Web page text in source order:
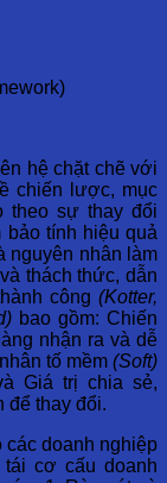
hệ chặt chẽ với
chiến lược, mục
theo sự thay đổi
bảo tính hiệu quả
nguyên nhân làm
thách thức, dẫn
công (Kotter,
bao gồm: Chiến
nhận ra và dễ
tố mềm (Soft)
Giá trị chia sẻ,
để thay đổi.
các doanh nghiệp
cơ cấu doanh